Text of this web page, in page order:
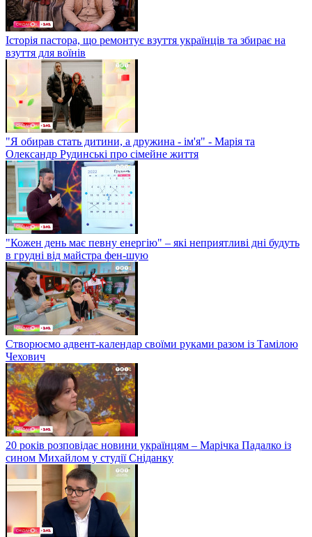
Історія пастора, що ремонтує взуття українців та збирає на
взуття для воїнів
"Я обирав стать дитини, а дружина - ім'я" - Марія та
Олександр Рудинські про сімейне життя
"Кожен день має певну енергію" – які неприятливі дні будуть
в грудні від майстра фен-шую
Створюємо адвент-календар своїми руками разом із Тамілою
Чехович
20 років розповідає новини українцям – Марічка Падалко із
сином Михайлом у студії Сніданку